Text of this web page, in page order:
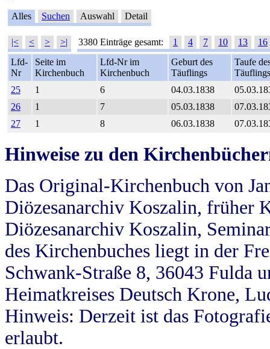
Alles Suchen Auswahl Detail
|< < > >| 3380 Einträge gesamt: 1 4 7 10 13
16
Lfd-
Nr
Seite im
Kirchenbuch
Lfd-Nr im
Kirchenbuch
Geburt des
Täuflings
Taufe
Täuflings
25
1 6 04.03.1838
26
1 7 05.03.1838
27
1 8 06.03.1838
Hinweise zu den
Das Original-Kirchenbuch von
Diözesanarchiv Koszalin, früher
Diözesanarchiv Koszalin,
des Kirchenbuches liegt in der
Schwank-Straße 8, 36043 Fulda
Heimatkreises Deutsch Krone,
Hinweis: Derzeit ist das
erlaubt.